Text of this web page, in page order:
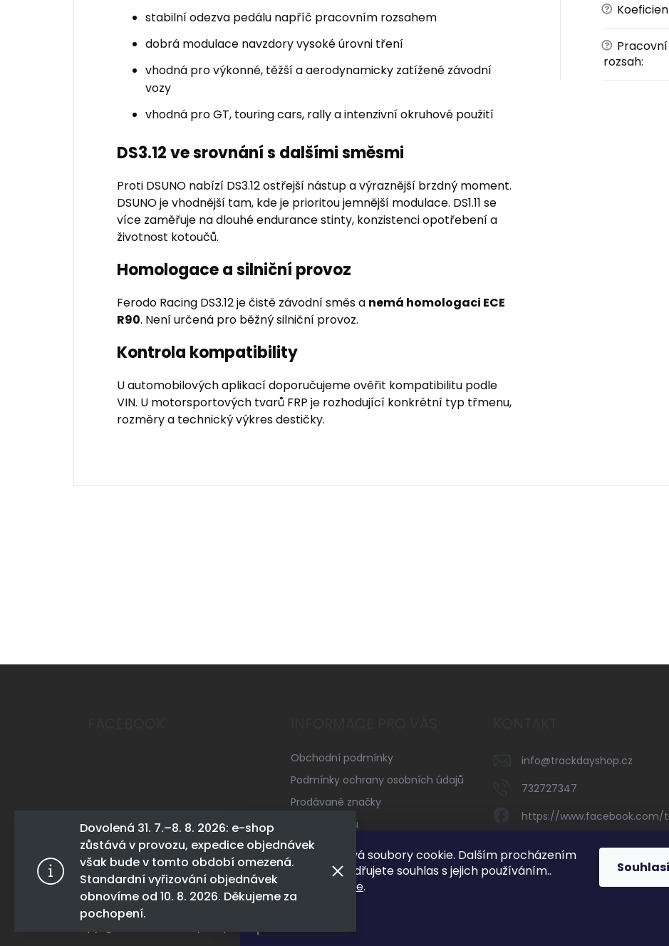
Tento web používá soubory cookie. Dalším procházením
tohoto webu vyjadřujete souhlas s jejich používáním..
Více informací
zde.
Dovolená 31. 7.–8. 8. 2026: e-shop
zůstává v provozu, expedice objednávek
však bude v tomto období omezená.
Standardní vyřizování objednávek
obnovíme od 10. 8. 2026. Děkujeme za
pochopení.
stabilní odezva pedálu napříč pracovním rozsahem
dobrá modulace navzdory vysoké úrovni tření
vhodná pro výkonné, těžší a aerodynamicky zatížené závodní
vozy
vhodná pro GT, touring cars, rally a intenzivní okruhové použití
DS3.12 ve srovnání s dalšími směsmi
Proti DSUNO nabízí DS3.12 ostřejší nástup a výraznější brzdný moment.
DSUNO je vhodnější tam, kde je prioritou jemnější modulace. DS1.11 se
více zaměřuje na dlouhé endurance stinty, konzistenci opotřebení a
životnost kotoučů.
Homologace a silniční provoz
Ferodo Racing DS3.12 je čistě závodní směs a nemá homologaci ECE
R90. Není určená pro běžný silniční provoz.
Kontrola kompatibility
U automobilových aplikací doporučujeme ověřit kompatibilitu podle
VIN. U motorsportových tvarů FRP je rozhodující konkrétní typ třmenu,
rozměry a technický výkres destičky.
?
?
rozsah:
Obchodní podmínky
Podmínky ochrany osobních údajů
Prodávané značky
Mapa serveru
Kontakty
info@trackdayshop.cz
732727347
https://www.facebook.com/
732727347